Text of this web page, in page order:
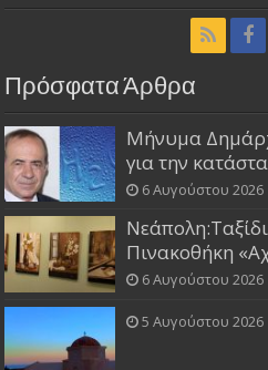
Πρόσφατα Άρθρα
Μήνυμα
για την
6 Αυγούστου 2026
Πινακοθήκη
6 Αυγούστου 2026
5 Αυγούστου 2026